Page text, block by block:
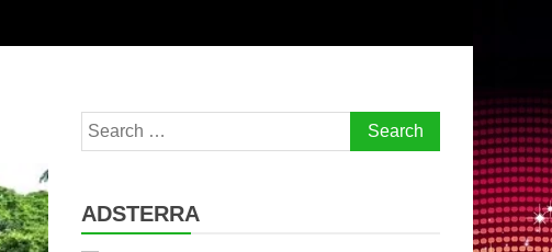
Search
for:
ADSTERRA